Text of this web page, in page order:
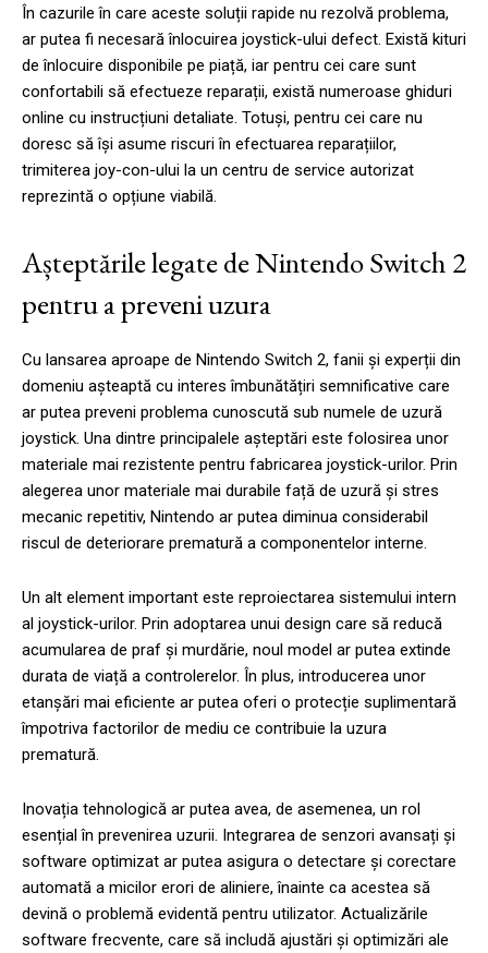
În cazurile în care aceste soluții rapide nu rezolvă problema,
ar putea fi necesară înlocuirea joystick-ului defect. Există kituri
de înlocuire disponibile pe piață, iar pentru cei care sunt
confortabili să efectueze reparații, există numeroase ghiduri
online cu instrucțiuni detaliate. Totuși, pentru cei care nu
doresc să își asume riscuri în efectuarea reparațiilor,
trimiterea joy-con-ului la un centru de service autorizat
reprezintă o opțiune viabilă.
Așteptările legate de Nintendo Switch 2
pentru a preveni uzura
Cu lansarea aproape de Nintendo Switch 2, fanii și experții din
domeniu așteaptă cu interes îmbunătățiri semnificative care
ar putea preveni problema cunoscută sub numele de uzură
joystick. Una dintre principalele așteptări este folosirea unor
materiale mai rezistente pentru fabricarea joystick-urilor. Prin
alegerea unor materiale mai durabile față de uzură și stres
mecanic repetitiv, Nintendo ar putea diminua considerabil
riscul de deteriorare prematură a componentelor interne.
Un alt element important este reproiectarea sistemului intern
al joystick-urilor. Prin adoptarea unui design care să reducă
acumularea de praf și murdărie, noul model ar putea extinde
durata de viață a controlerelor. În plus, introducerea unor
etanșări mai eficiente ar putea oferi o protecție suplimentară
împotriva factorilor de mediu ce contribuie la uzura
prematură.
Inovația tehnologică ar putea avea, de asemenea, un rol
esențial în prevenirea uzurii. Integrarea de senzori avansați și
software optimizat ar putea asigura o detectare și corectare
automată a micilor erori de aliniere, înainte ca acestea să
devină o problemă evidentă pentru utilizator. Actualizările
software frecvente, care să includă ajustări și optimizări ale